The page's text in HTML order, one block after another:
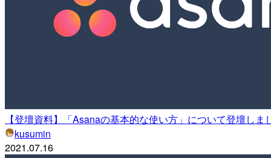
【登壇資料】「Asanaの基本的な使い方」について登壇しま
kusumin
2021.07.16